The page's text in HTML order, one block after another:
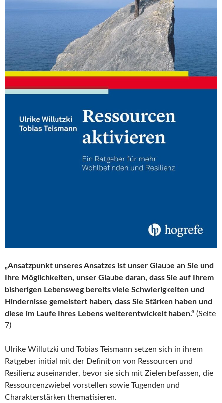
„Ansatzpunkt unseres Ansatzes ist unser Glaube an Sie und
Ihre Möglichkeiten, unser Glaube daran, dass Sie auf Ihrem
bisherigen Lebensweg bereits viele Schwierigkeiten und
Hindernisse gemeistert haben, dass Sie Stärken haben und
diese im Laufe Ihres Lebens weiterentwickelt haben.“ (Seite
7)
Ulrike Willutzki und Tobias Teismann setzen sich in ihrem
Ratgeber initial mit der Definition von Ressourcen und
Resilienz auseinander, bevor sie sich mit Zielen befassen, die
Ressourcenzwiebel vorstellen sowie Tugenden und
Charakterstärken thematisieren.